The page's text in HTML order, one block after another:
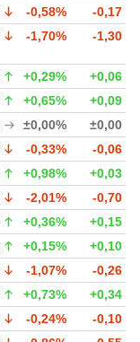
-0,58%
-0,17
-1,70% -1,30
+0,29%
+0,06
+0,65%
+0,09
±0,00%
±0,00
-0,33%
-0,06
+0,98%
+0,03
-2,01%
-0,70
+0,36%
+0,15
+0,15%
+0,10
-1,07%
-0,26
+0,73%
+0,34
-0,24%
-0,10